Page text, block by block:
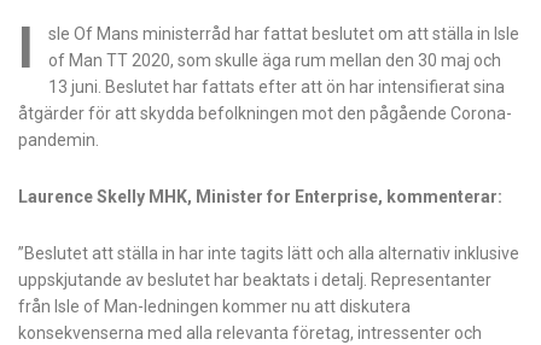
I
sle Of Mans ministerråd har fattat beslutet om att ställa in Isle
of Man TT 2020, som skulle äga rum mellan den 30 maj och
13 juni. Beslutet har fattats efter att ön har intensifierat sina
åtgärder för att skydda befolkningen mot den pågående Corona-
pandemin.
Laurence Skelly MHK, Minister for Enterprise, kommenterar:
”Beslutet att ställa in har inte tagits lätt och alla alternativ inklusive
uppskjutande av beslutet har beaktats i detalj. Representanter
från Isle of Man-ledningen kommer nu att diskutera
konsekvenserna med alla relevanta företag, intressenter och